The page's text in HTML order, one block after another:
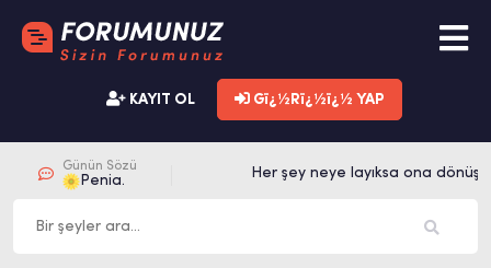
KAYIT OL Gï¿½Rï¿½ï¿½ YAP
Günün Sözü
Penia.
Her şey neye layıksa ona